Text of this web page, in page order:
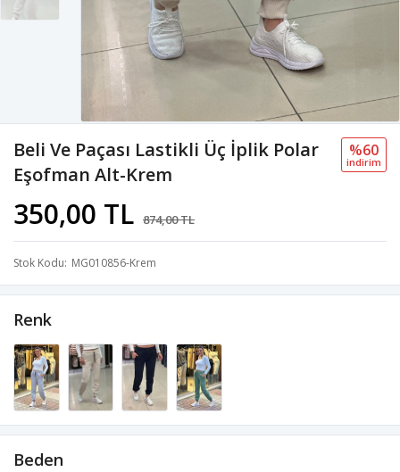
Beli Ve Paçası Lastikli Üç İplik Polar
Eşofman Alt-Krem
350,00 TL 874,00 TL
%60
i̇ndi̇ri̇m
Stok Kodu MG010856-Krem
Renk
Beden